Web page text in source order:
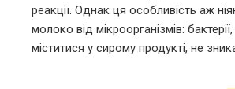
реакції. Однак ця особливість аж
молоко від мікроорганізмів:
міститися у сирому продукті, не